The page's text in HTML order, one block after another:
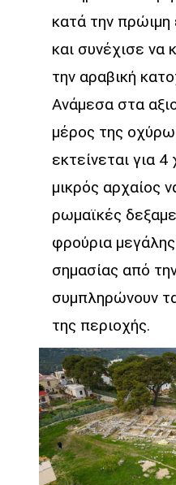
κατά την πρώιμη
και συνέχισε να
την αραβική
Ανάμεσα στα
μέρος της
εκτείνεται για
μικρός αρχαίος
ρωμαϊκές
φρούρια μεγάλης
σημασίας από
συμπληρώνουν
της περιοχής.